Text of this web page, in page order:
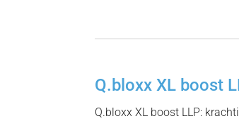
Q.bloxx XL boost
Q.bloxx XL boost LLP: